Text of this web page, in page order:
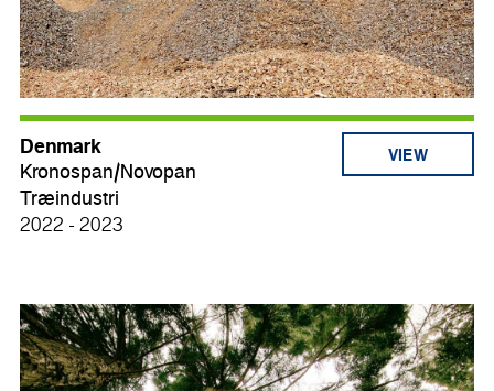
Denmark
Kronospan/Novopan
Træindustri
2022 - 2023
VIEW